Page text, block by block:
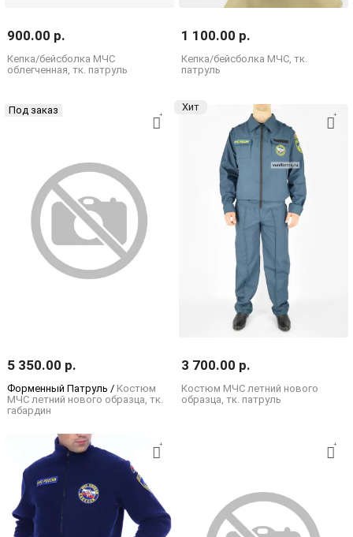
Кепка/бейсболка МЧС
облегченная, тк. патруль
900.00 р.
Кепка/бейсболка МЧС, тк.
патруль
1 100.00 р.
Под заказ
Форменный Патруль / Костюм
МЧС летний нового образца, тк.
габардин
5 350.00 р.
Хит
Костюм МЧС летний нового
образца, тк. патруль
3 700.00 р.